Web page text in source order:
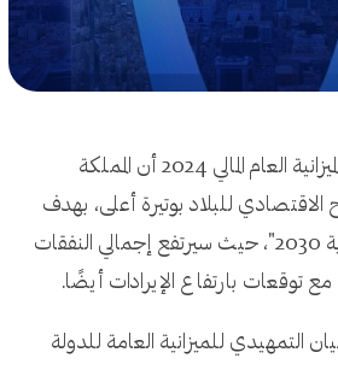
كشف البيان التمهيدي لميزانية العام المالي 2024 أن المملكة
للبلاد بوتيرة أعلى، بهدف
تحقيق مستهدفات "رؤية 2030"، حيث سيرتفع إجمالي النفقات
مع توقعات بارتفاع الإيرادات أيضًا.
التمهيدي للميزانية العامة للدولة